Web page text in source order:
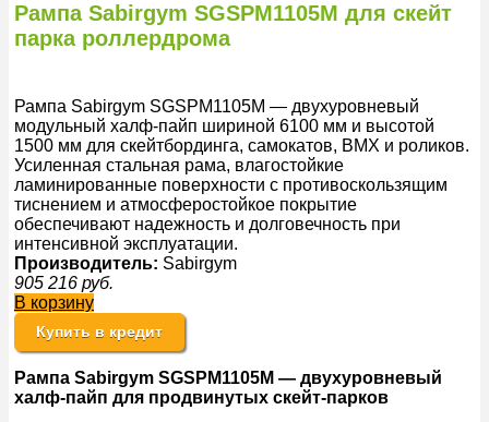
Рампа Sabirgym SGSPM1105M для скейт
парка роллердрома
Рампа Sabirgym SGSPM1105M — двухуровневый
модульный халф-пайп шириной 6100 мм и высотой
1500 мм для скейтбординга, самокатов, BMX и роликов.
Усиленная стальная рама, влагостойкие
ламинированные поверхности с противоскользящим
тиснением и атмосферостойкое покрытие
обеспечивают надежность и долговечность при
интенсивной эксплуатации.
Производитель: Sabirgym
905 216 руб.
В корзину
Купить в кредит
Рампа Sabirgym SGSPM1105M — двухуровневый
халф-пайп для продвинутых скейт-парков